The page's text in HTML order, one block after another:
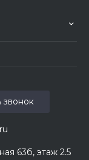
63б, этаж 2.5
звонок